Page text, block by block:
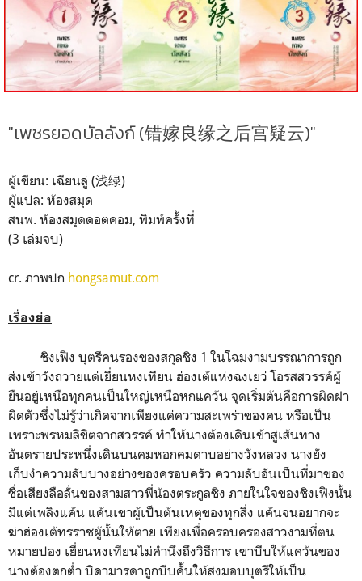
"เพชรยอดบัลลังก์ (错嫁良缘之后宫疑云)"
ผู้เขียน: เฉียนลู่ (浅绿)
ผู้แปล: ห้องสมุด
สนพ. ห้องสมุดดอตคอม, พิมพ์ครั้งที่
(3 เล่มจบ)
cr. ภาพปก hongsamut.com
เรื่องย่อ
ชิงเฟิง บุตรีคนรองของสกุลชิง 1 ในโฉมงามบรรณาการถูก
ส่งเข้าวังถวายแด่เยี่ยนหงเทียน ฮ่องเต้แห่งฉงเยว่ โอรสสวรรค์ผู้
ยืนอยู่เหนือทุกคนเป็นใหญ่เหนือหกแคว้น จุดเริ่มต้นคือการผิดฝา
ผิดตัวซึ่งไม่รู้ว่าเกิดจากเพียงแค่ความสะเพร่าของคน หรือเป็น
เพราะพรหมลิขิตจากสวรรค์ ทำให้นางต้องเดินเข้าสู่เส้นทาง
อันตรายประหนึ่งเดินบนคมหอกคมดาบอย่างวังหลวง นางยัง
เก็บงำความลับบางอย่างของครอบครัว ความลับอันเป็นที่มาของ
ชื่อเสียงลือลั่นของสามสาวพี่น้องตระกูลชิง ภายในใจของชิงเฟิงนั้น
มีแต่เพลิงแค้น แค้นเขาผู้เป็นต้นเหตุของทุกสิ่ง แค้นจนอยากจะ
ฆ่าฮ่องเต้ทรราชผู้นั้นให้ตาย เพียงเพื่อครอบครองสาวงามที่ตน
หมายปอง เยี่ยนหงเทียนไม่คำนึงถึงวิธีการ เขาบีบให้แคว้นของ
นางต้องตกต่ำ บิดามารดาถูกบีบคั้นให้ส่งมอบบุตรีให้เป็น